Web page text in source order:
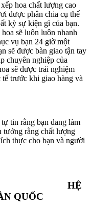
hoa chất lượng cao
được phân chia cụ thể
kỳ sự kiện gì của bạn.
sẽ luôn luôn nhanh
vụ bạn 24 giờ một
sẽ được bàn giao tận tay
chuyên nghiệp của
sẽ được trải nghiệm
trước khi giao hàng và
tin rằng bạn đang làm
tưởng rằng chất lượng
thực cho bạn và người
HỆ
QUỐC